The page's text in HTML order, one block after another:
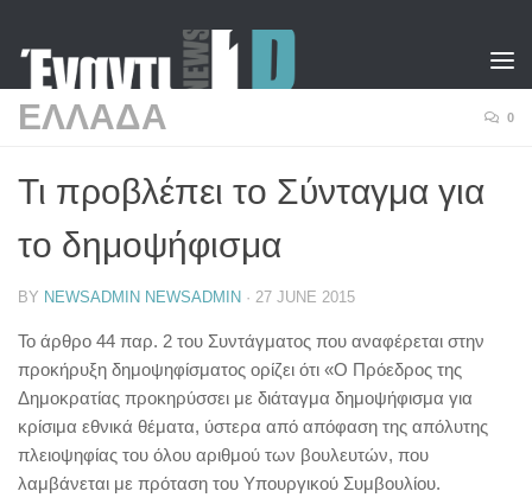
ΕΛΛΑΔΑ 0
Τι προβλέπει το Σύνταγμα για
το δημοψήφισμα
BY NEWSADMIN NEWSADMIN · 27 JUNE 2015
Το άρθρο 44 παρ. 2 του Συντάγματος που αναφέρεται στην
προκήρυξη δημοψηφίσματος ορίζει ότι «O Πρόεδρος της
Δημοκρατίας προκηρύσσει με διάταγμα δημοψήφισμα για
κρίσιμα εθνικά θέματα, ύστερα από απόφαση της απόλυτης
πλειοψηφίας του όλου αριθμού των βουλευτών, που
λαμβάνεται με πρόταση του Yπουργικού Συμβουλίου.